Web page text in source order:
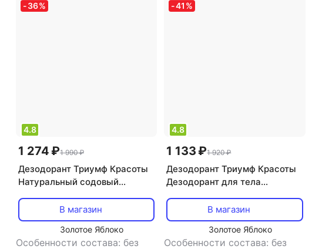
морщинами, лифтинг,
-36%
4.8
1 274 ₽1 990 ₽
Дезодорант Триумф Красоты
Натуральный содовый
В магазин
Золотое Яблоко
Особенности состава: без
-41 %
4.8
1 133 ₽1 920 ₽
Дезодорант Триумф Красоты
Дезодорант для тела
В магазин
Золотое Яблоко
Особенности состава: без